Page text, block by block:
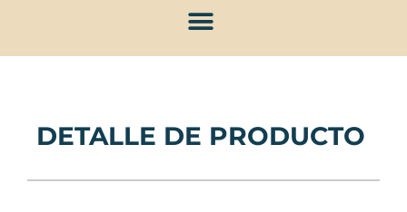
DETALLE DE PRODUCTO